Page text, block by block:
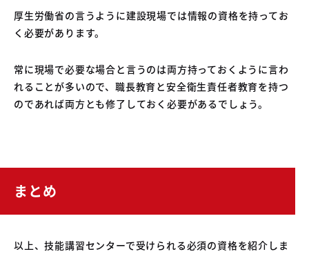
厚生労働省の言うように建設現場では情報の資格を持ってお
く必要があります。
常に現場で必要な場合と言うのは両方持っておくように言わ
れることが多いので、職長教育と安全衛生責任者教育を持つ
のであれば両方とも修了しておく必要があるでしょう。
まとめ
以上、技能講習センターで受けられる必須の資格を紹介しま